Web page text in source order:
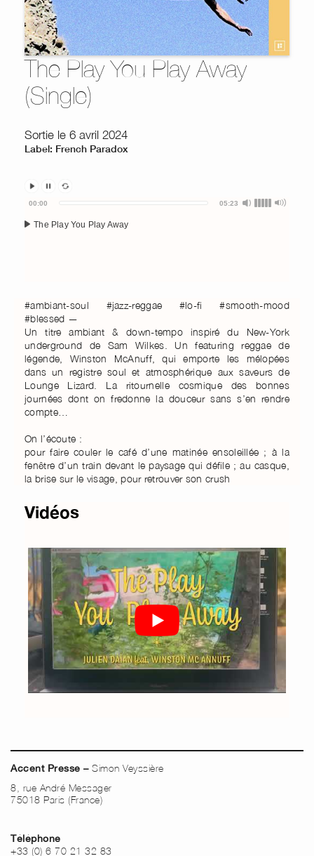
The Play You Play Away
(Single)
Sortie le 6 avril 2024
Label: French Paradox
Audio
Player
The Play You Play Away
00:00 05:23
#ambiant-soul #jazz-reggae #lo-fi #smooth-mood
#blessed —
Un titre ambiant & down-tempo inspiré du New-York
underground de Sam Wilkes. Un featuring reggae de
légende, Winston McAnuff, qui emporte les mélopées
dans un registre soul et atmosphérique aux saveurs de
Lounge Lizard. La ritournelle cosmique des bonnes
journées dont on fredonne la douceur sans s’en rendre
compte…
On l’écoute :
pour faire couler le café d’une matinée ensoleillée ; à la
fenêtre d’un train devant le paysage qui défile ; au casque,
la brise sur le visage, pour retrouver son crush
Vidéos
Accent Presse –Simon Veyssière
8, rue André Messager
75018 Paris (France)
Téléphone
+33 (0) 6 70 21 32 83